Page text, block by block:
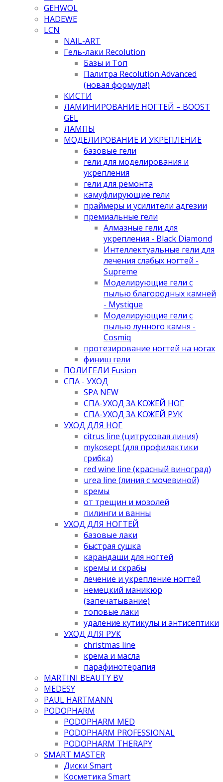
GEHWOL
HADEWE
LCN
NAIL-ART
Гель-лаки Recolution
Базы и Топ
Палитра Recolution Advanced
(новая формула!)
КИСТИ
ЛАМИНИРОВАНИЕ НОГТЕЙ – BOOST
GEL
ЛАМПЫ
МОДЕЛИРОВАНИЕ И УКРЕПЛЕНИЕ
базовые гели
гели для моделирования и
укрепления
гели для ремонта
камуфлирующие гели
праймеры и усилители адгезии
премиальные гели
Алмазные гели для
укрепления - Black Diamond
Интеллектуальные гели для
лечения слабых ногтей -
Supreme
Моделирующие гели с
пылью благородных камней
- Mystique
Моделирующие гели с
пылью лунного камня -
Cosmiq
протезирование ногтей на ногах
финиш гели
ПОЛИГЕЛИ Fusion
СПА - УХОД
SPA NEW
СПА-УХОД ЗА КОЖЕЙ НОГ
СПА-УХОД ЗА КОЖЕЙ РУК
УХОД ДЛЯ НОГ
citrus line (цитрусовая линия)
mykosept (для профилактики
грибка)
red wine line (красный виноград)
urea line (линия с мочевиной)
кремы
от трещин и мозолей
пилинги и ванны
УХОД ДЛЯ НОГТЕЙ
базовые лаки
быстрая сушка
карандаши для ногтей
кремы и скрабы
лечение и укрепление ногтей
немецкий маникюр
(запечатывание)
топовые лаки
удаление кутикулы и антисептики
УХОД ДЛЯ РУК
christmas line
крема и масла
парафинотерапия
MARTINI BEAUTY BV
MEDESY
PAUL HARTMANN
PODOPHARM
PODOPHARM MED
PODOPHARM PROFESSIONAL
PODOPHARM THERAPY
SMART MASTER
Диски Smart
Косметика Smart